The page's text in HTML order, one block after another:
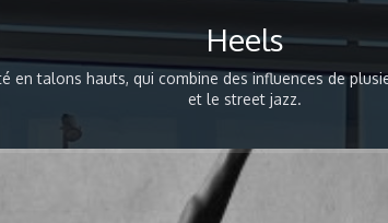
du
jazz,
de
Heels
en talons hauts, qui combine des influences de
et le street jazz.